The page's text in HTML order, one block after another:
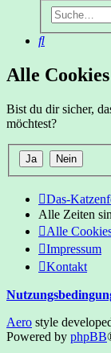
Suche
Alle
Bist du dir sicher,
möchtest?
Das-
Alle Zeiten
Alle
Impressum
Kontakt
Aero style
Powered by phpBB